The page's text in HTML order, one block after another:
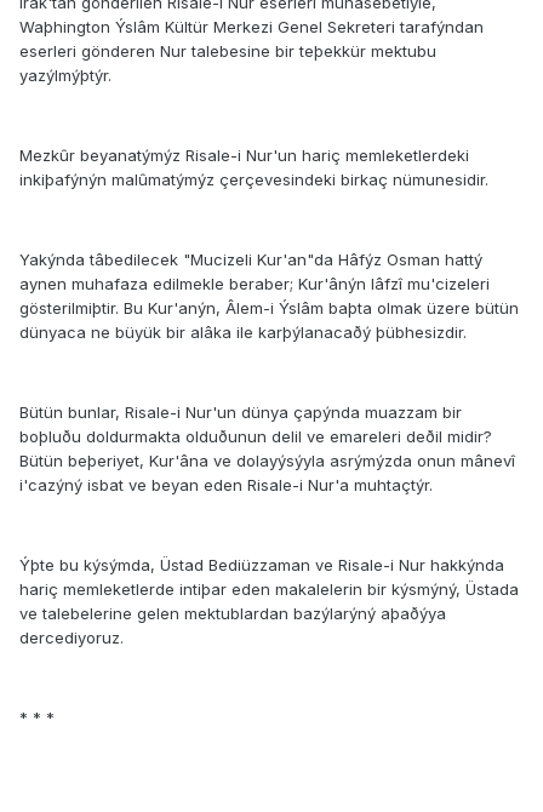
Waþhington Ýslâm Kültür Merkezi Genel Sekreteri tarafýndan
eserleri gönderen Nur talebesine bir teþekkür mektubu
yazýlmýþtýr.
Mezkûr beyanatýmýz Risale-i Nur'un hariç memleketlerdeki
inkiþafýnýn malûmatýmýz çerçevesindeki birkaç nümunesidir.
Yakýnda tâbedilecek "Mucizeli Kur'an"da Hâfýz Osman hattý
aynen muhafaza edilmekle beraber; Kur'ânýn lâfzî mu'cizeleri
gösterilmiþtir. Bu Kur'anýn, Âlem-i Ýslâm baþta olmak üzere bütün
dünyaca ne büyük bir alâka ile karþýlanacaðý þübhesizdir.
Bütün bunlar, Risale-i Nur'un dünya çapýnda muazzam bir
boþluðu doldurmakta olduðunun delil ve emareleri deðil midir?
Bütün beþeriyet, Kur'âna ve dolayýsýyla asrýmýzda onun mânevî
i'cazýný isbat ve beyan eden Risale-i Nur'a muhtaçtýr.
Ýþte bu kýsýmda, Üstad Bediüzzaman ve Risale-i Nur hakkýnda
hariç memleketlerde intiþar eden makalelerin bir kýsmýný, Üstada
ve talebelerine gelen mektublardan bazýlarýný aþaðýya
dercediyoruz.
* * *